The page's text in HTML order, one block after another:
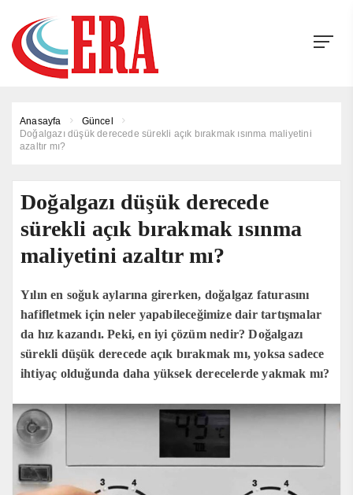
Anasayfa
Güncel
Doğalgazı düşük derecede sürekli açık bırakmak ısınma maliyetini
azaltır mı?
Doğalgazı düşük derecede
sürekli açık bırakmak ısınma
maliyetini azaltır mı?
Yılın en soğuk aylarına girerken, doğalgaz faturasını
hafifletmek için neler yapabileceğimize dair tartışmalar
da hız kazandı. Peki, en iyi çözüm nedir? Doğalgazı
sürekli düşük derecede açık bırakmak mı, yoksa sadece
ihtiyaç olduğunda daha yüksek derecelerde yakmak mı?